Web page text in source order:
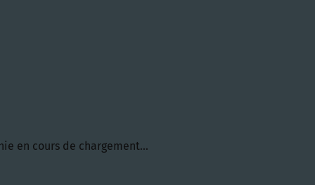
en cours de chargement...